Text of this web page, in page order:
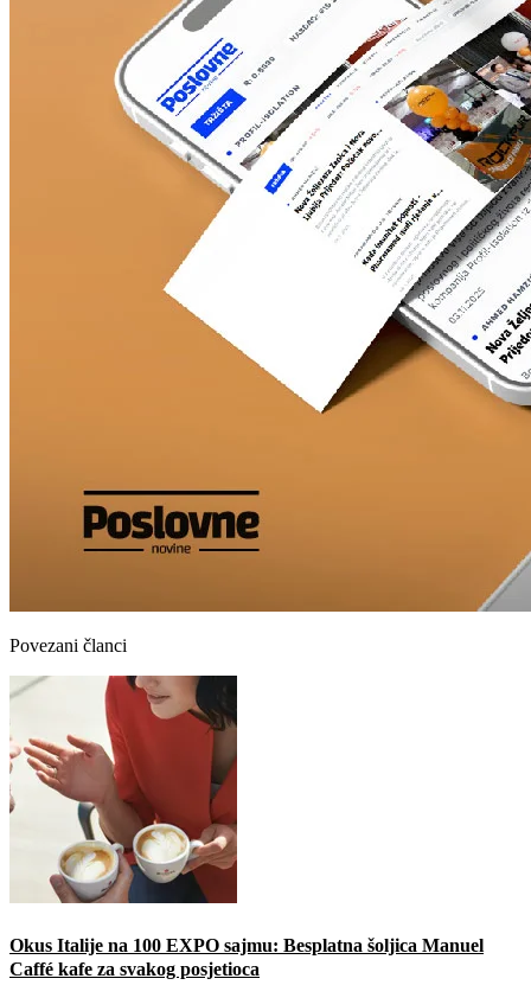
Povezani članci
Okus Italije na 100 EXPO sajmu: Besplatna šoljica Manuel
Caffé kafe za svakog posjetioca